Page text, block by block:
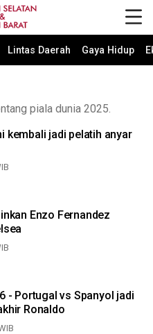
Lintas Daerah Gaya Hidup
piala dunia 2025.
kembali jadi pelatih anyar
Enzo Fernandez
- Portugal vs Spanyol jadi
Ronaldo